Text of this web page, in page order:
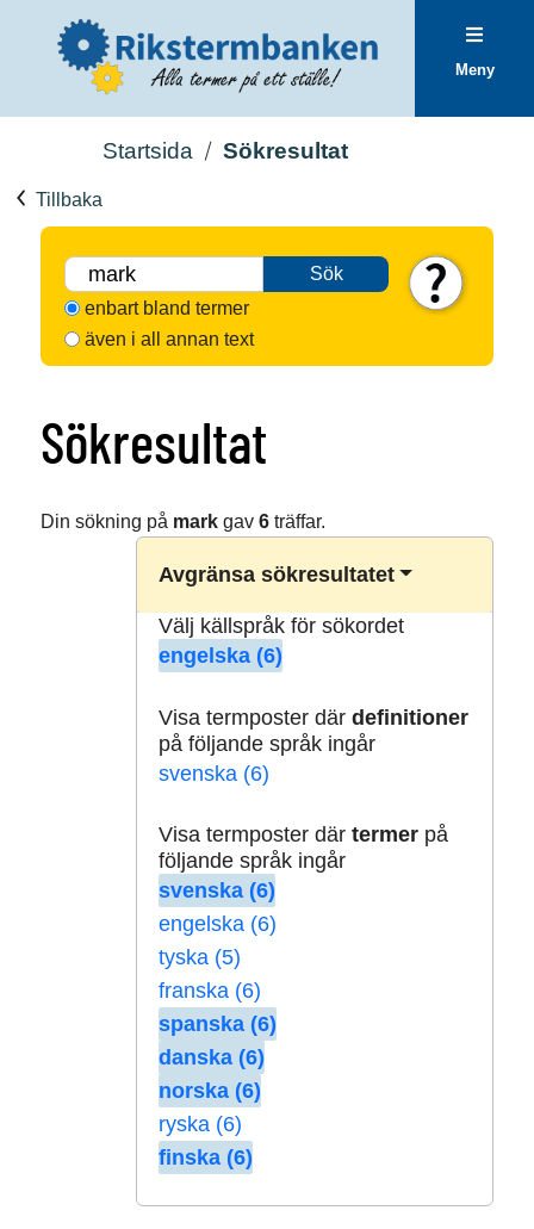
Meny
Startsida Sökresultat
Tillbaka
Sök
enbart bland termer
även i all annan text
Sökresultat
Din sökning på markgav 6träffar.
Avgränsa sökresultatet
Välj källspråk för sökordet
engelska (6)
Visa termposter där definitioner
på följande språk ingår
svenska (6)
Visa termposter där termerpå
följande språk ingår
svenska (6)
engelska (6)
tyska (5)
franska (6)
spanska (6)
danska (6)
norska (6)
ryska (6)
finska (6)